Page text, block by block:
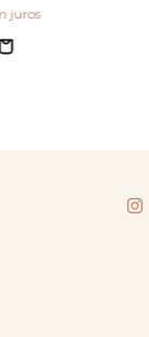
juros